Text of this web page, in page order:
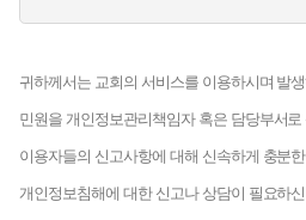
귀하께서는 교회의 서비스를 이용하시며 발
민원을 개인정보관리책임자 혹은 담당부서
이용자들의 신고사항에 대해 신속하게 충분
개인정보침해에 대한 신고나 상담이 필요하